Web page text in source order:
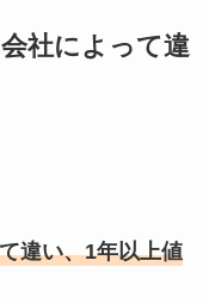
社によって違
違い、1年以上値